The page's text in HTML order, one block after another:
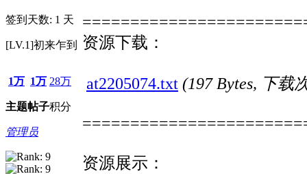
签到天数: 1 天
[LV.1]初来乍到
1万
主题
1万
帖子
28万
积分
管理员
资源下载：
at2205074.txt (197 Bytes, 下载
资源展示：